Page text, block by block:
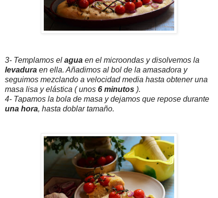
3- Templamos el agua en el microondas y disolvemos la
levadura en ella. Añadimos al bol de la amasadora y
seguimos mezclando a velocidad media hasta obtener una
masa lisa y elástica ( unos 6 minutos ).
4- Tapamos la bola de masa y dejamos que repose durante
una hora, hasta doblar tamaño.